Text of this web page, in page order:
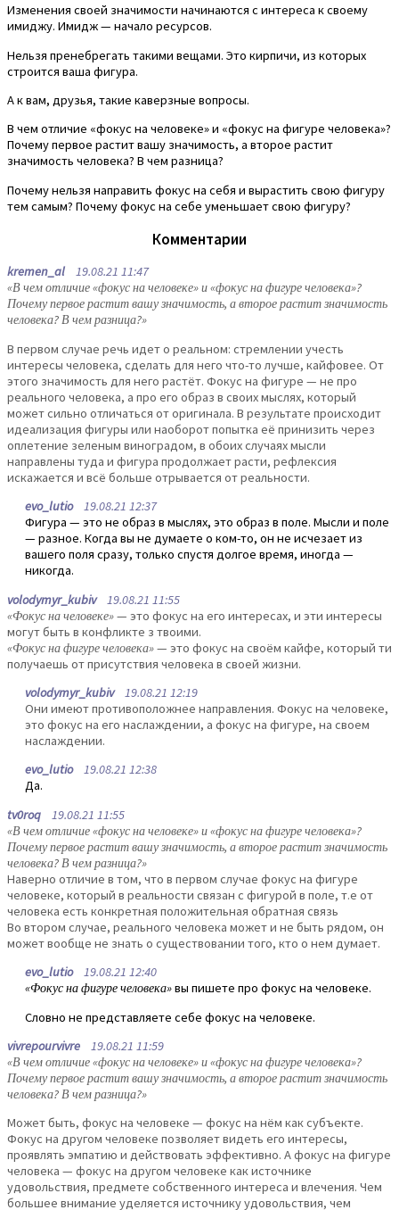
Изменения своей значимости начинаются с интереса к своему
имиджу. Имидж — начало ресурсов.
Нельзя пренебрегать такими вещами. Это кирпичи, из которых
строится ваша фигура.
А к вам, друзья, такие каверзные вопросы.
В чем отличие «фокус на человеке» и «фокус на фигуре человека»?
Почему первое растит вашу значимость, а второе растит
значимость человека? В чем разница?
Почему нельзя направить фокус на себя и вырастить свою фигуру
тем самым? Почему фокус на себе уменьшает свою фигуру?
Комментарии
kremen_al 19.08.21 11:47
«В чем отличие «фокус на человеке» и «фокус на фигуре человека»?
Почему первое растит вашу значимость, а второе растит значимость
человека? В чем разница?»
В первом случае речь идет о реальном: стремлении учесть
интересы человека, сделать для него что-то лучше, кайфовее. От
этого значимость для него растёт. Фокус на фигуре — не про
реального человека, а про его образ в своих мыслях, который
может сильно отличаться от оригинала. В результате происходит
идеализация фигуры или наоборот попытка её принизить через
оплетение зеленым виноградом, в обоих случаях мысли
направлены туда и фигура продолжает расти, рефлексия
искажается и всё больше отрывается от реальности.
evo_lutio19.08.21 12:37
Фигура — это не образ в мыслях, это образ в поле. Мысли и поле
— разное. Когда вы не думаете о ком-то, он не исчезает из
вашего поля сразу, только спустя долгое время, иногда —
никогда.
volodymyr_kubiv19.08.21 11:55
«Фокус на человеке»— это фокус на его интересах, и эти интересы
могут быть в конфликте з твоими.
«Фокус на фигуре человека»— это фокус на своём кайфе, который ти
получаешь от присутствия человека в своей жизни.
volodymyr_kubiv19.08.21 12:19
Они имеют противоположнее направления. Фокус на человеке,
это фокус на его наслаждении, а фокус на фигуре, на своем
наслаждении.
evo_lutio19.08.21 12:38
Да.
tv0roq 19.08.21 11:55
«В чем отличие «фокус на человеке» и «фокус на фигуре человека»?
Почему первое растит вашу значимость, а второе растит значимость
человека? В чем разница?»
Наверно отличие в том, что в первом случае фокус на фигуре
человеке, который в реальности связан с фигурой в поле, т.е от
человека есть конкретная положительная обратная связь
Во втором случае, реального человека может и не быть рядом, он
может вообще не знать о существовании того, кто о нем думает.
evo_lutio19.08.21 12:40
«Фокус на фигуре человека»вы пишете про фокус на человеке.
Словно не представляете себе фокус на человеке.
vivrepourvivre 19.08.21 11:59
«В чем отличие «фокус на человеке» и «фокус на фигуре человека»?
Почему первое растит вашу значимость, а второе растит значимость
человека? В чем разница?»
Может быть, фокус на человеке — фокус на нём как субъекте.
Фокус на другом человеке позволяет видеть его интересы,
проявлять эмпатию и действовать эффективно. А фокус на фигуре
человека — фокус на другом человеке как источнике
удовольствия, предмете собственного интереса и влечения. Чем
большее внимание уделяется источнику удовольствия, чем